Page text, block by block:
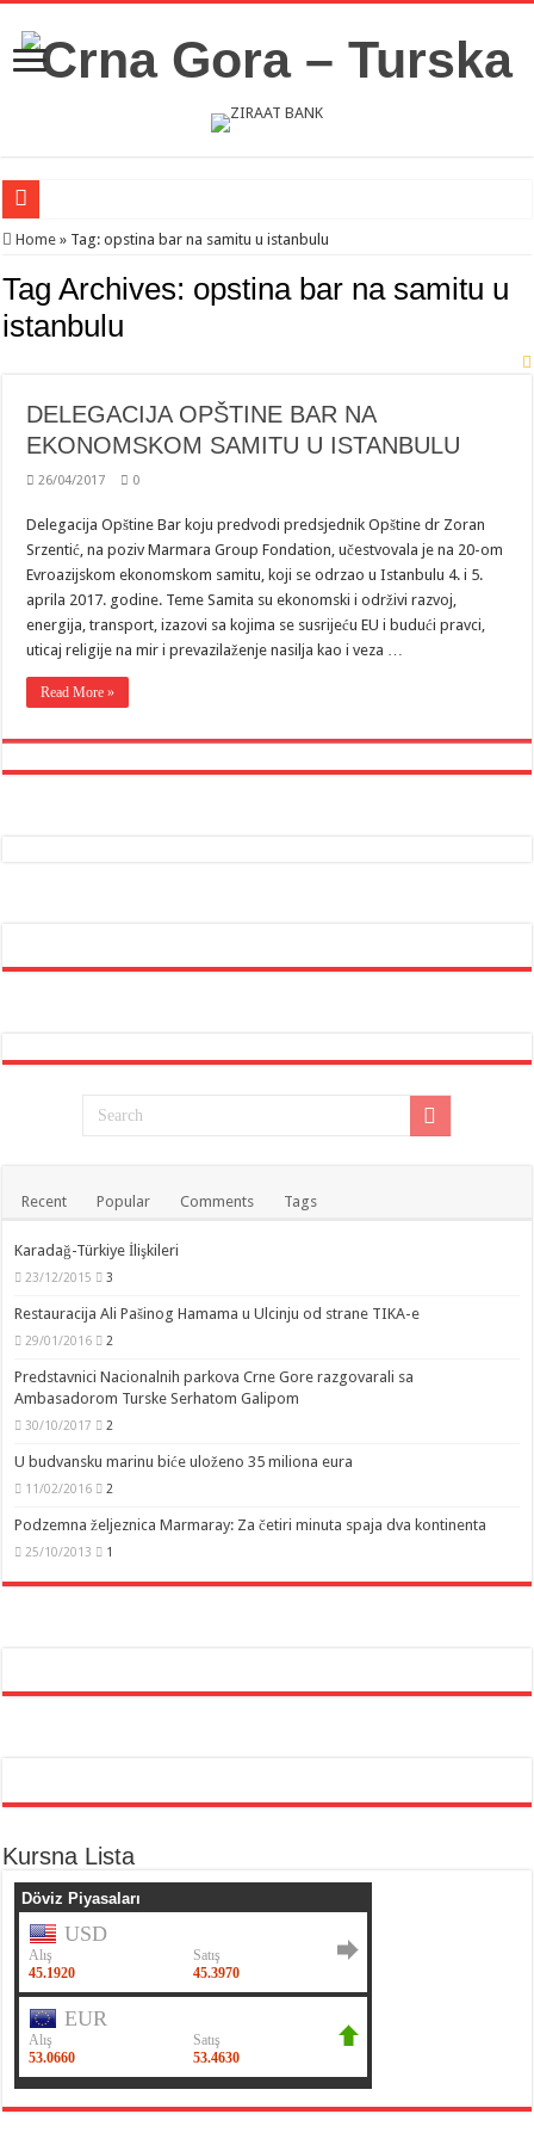
Novosti iz Acibadema
Šahman sa iseljenicima iz Crne Gore u Turskoj: Velika je važnost naše
Milatović pozvao Erdogana da posjeti Crnu Goru: Turska jedan od najvažnijih
Home » Tag:opstina bar na samitu u istanbulu
Tag Archives: opstina bar na samitu u
istanbulu
DELEGACIJA OPŠTINE BAR NA
EKONOMSKOM SAMITU U ISTANBULU
26/04/2017 0
Delegacija Opštine Bar koju predvodi predsjednik Opštine dr Zoran
Srzentić, na poziv Marmara Group Fondation, učestvovala je na 20-om
Evroazijskom ekonomskom samitu, koji se odrzao u Istanbulu 4. i 5.
aprila 2017. godine. Teme Samita su ekonomski i održivi razvoj,
energija, transport, izazovi sa kojima se susrijeću EU i budući pravci,
uticaj religije na mir i prevazilaženje nasilja kao i veza …
Read More »
Recent Popular Comments Tags
Karadağ-Türkiye İlişkileri
23/12/2015 3
Restauracija Ali Pašinog Hamama u Ulcinju od strane TIKA-e
29/01/2016 2
Predstavnici Nacionalnih parkova Crne Gore razgovarali sa
Ambasadorom Turske Serhatom Galipom
30/10/2017 2
U budvansku marinu biće uloženo 35 miliona eura
11/02/2016 2
Podzemna željeznica Marmaray: Za četiri minuta spaja dva kontinenta
25/10/2013 1
Kursna Lista